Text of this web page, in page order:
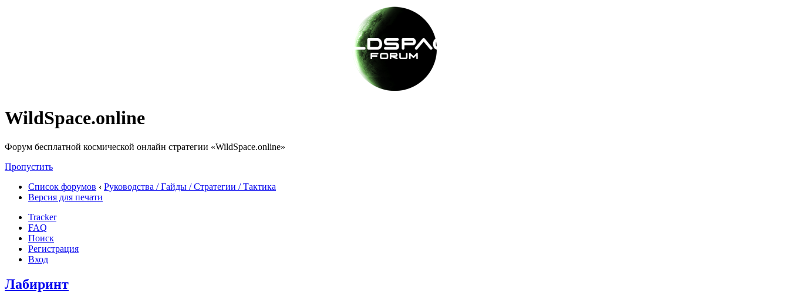
WildSpace.online
Форум бесплатной космической онлайн стратегии «WildSpace.online»
Пропустить
Список форумов ‹ Руководства / Гайды / Стратегии / Тактика
Версия для печати
Tracker
FAQ
Поиск
Регистрация
Вход
Лабиринт